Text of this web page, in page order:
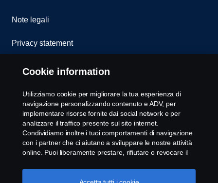
Note legali
Privacy statement
Cookies
Whistleblowing
Modello 231
Impostazione Cookie
Cookie information
Utilizziamo cookie per migliorare la tua esperienza di
navigazione personalizzando contenuto e ADV, per
implementare risorse fornite dai social network e per
analizzare il traffico presente sul sito internet.
Condividiamo inoltre i tuoi comportamenti di navigazione
con i partner che ci aiutano a sviluppare le nostre attività
online. Puoi liberamente prestare, rifiutare o revocare il
all'attivazione dei cookie e alla possibilità di condividere le